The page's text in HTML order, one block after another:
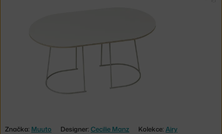
Značka: Muuto Designer: Cecilie Manz Kolekce: Airy